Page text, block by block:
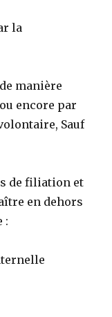
la
manière
encore par
Sauf
de filiation et
en dehors
: